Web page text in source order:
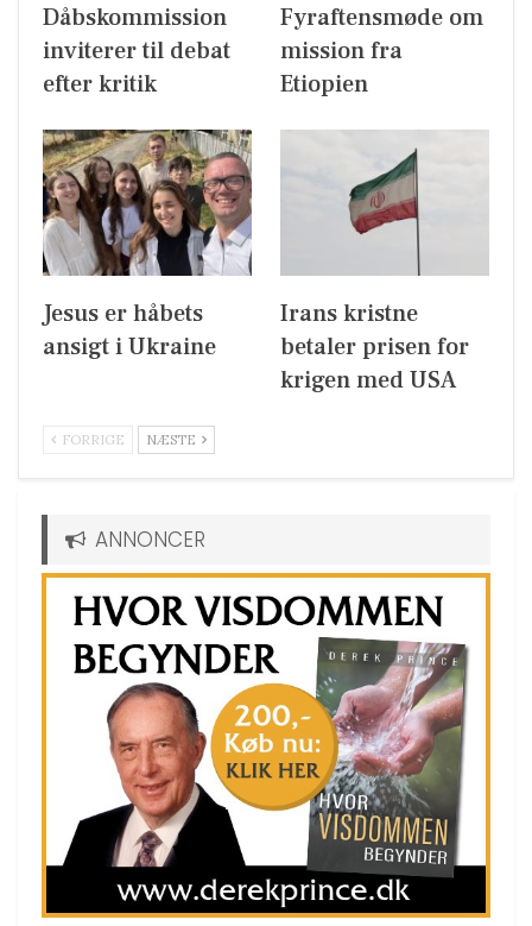
Dåbskommission
inviterer til debat
efter kritik
Fyraftensmøde om
mission fra
Etiopien
Jesus er håbets
ansigt i Ukraine
Irans kristne
betaler prisen for
krigen med USA
FORRIGE NÆSTE
ANNONCER